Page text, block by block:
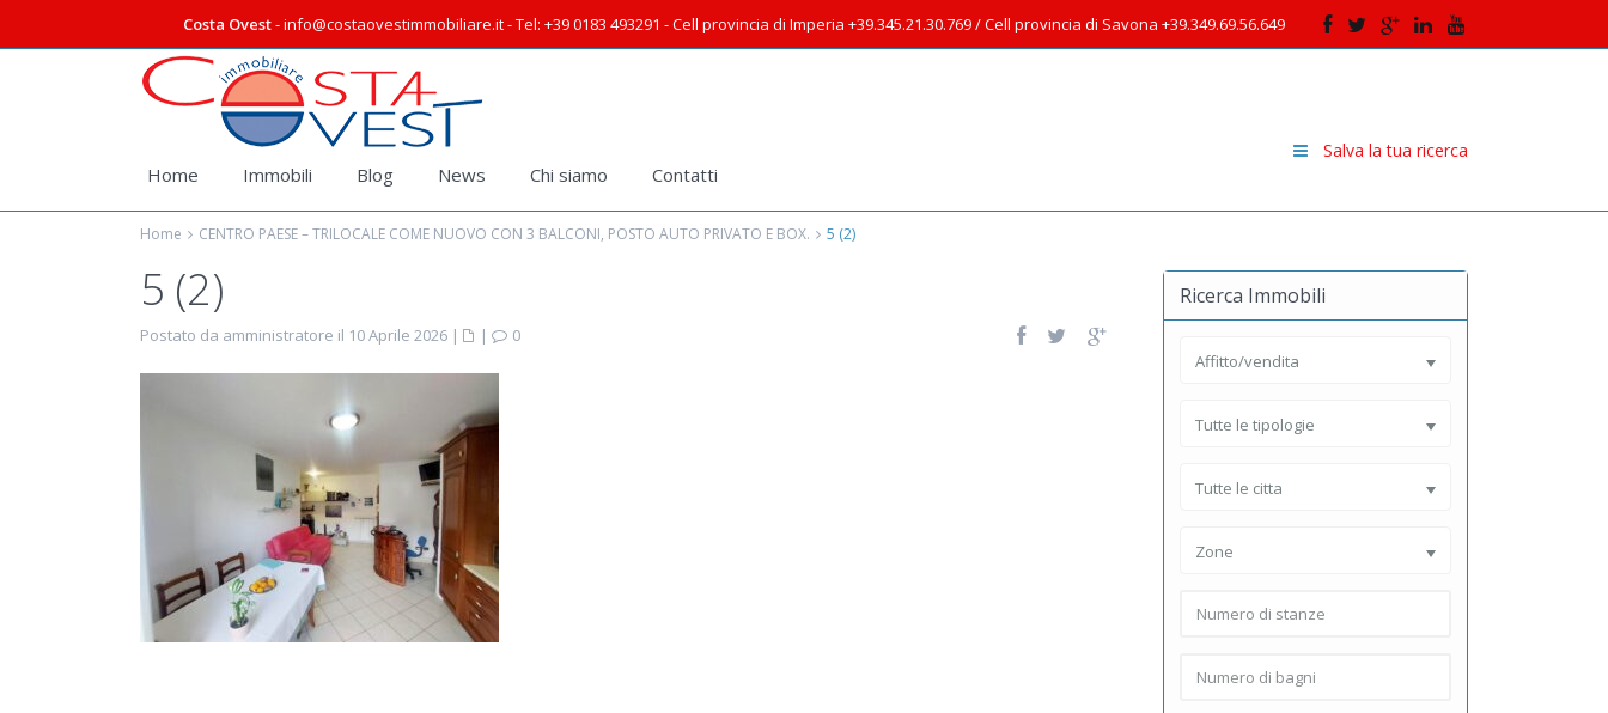
Costa Ovest- info@costaovestimmobiliare.it - Tel: +39 0183 493291 - Cell provincia di Imperia +39.345.21.30.769 / Cell provincia di Savona +39.349.69.56.649
Salva la tua ricerca
Home Immobili Blog News Chi siamo Contatti
Home CENTRO PAESE – TRILOCALE COME NUOVO CON 3 BALCONI, POSTO AUTO PRIVATO E BOX. 5 (2)
5 (2)
Postato da amministratore il 10 Aprile 2026 | | 0
Ricerca Immobili
Affitto/vendita
Tutte le tipologie
Tutte le citta
Zone